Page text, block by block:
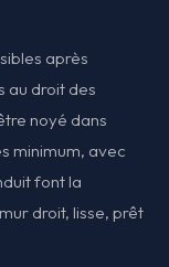
après
au droit des
noyé dans
minimum, avec
font la
droit, lisse, prêt